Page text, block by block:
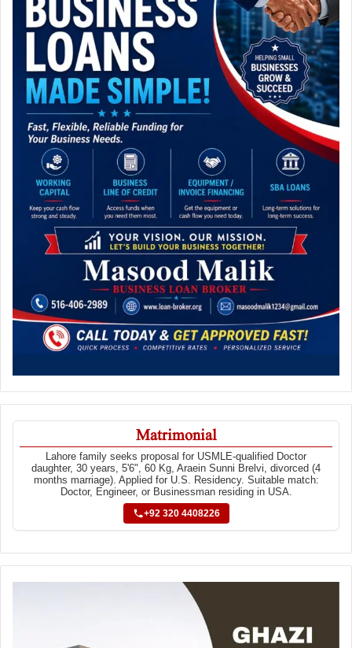
Matrimonial
Lahore family seeks proposal for USMLE-qualified Doctor
daughter, 30 years, 5'6", 60 Kg, Araein Sunni Brelvi, divorced (4
months marriage). Applied for U.S. Residency. Suitable match:
Doctor, Engineer, or Businessman residing in USA.
+92 320 4408226